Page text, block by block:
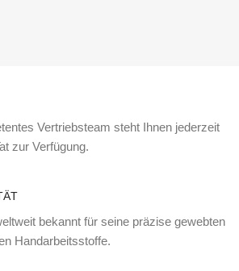
Vertriebsteam steht Ihnen jederzeit
zur Verfügung.
bekannt für seine präzise gewebten
Handarbeitsstoffe.